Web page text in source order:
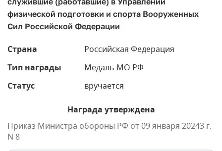
физической подготовки и спорта Вооруженных
Сил Российской Федерации
Страна
Российская Федерация
Тип награды
Медаль МО РФ
Статус
вручается
Награда утверждена
Приказ Министра обороны РФ от 09 января 20243 г.
N 8